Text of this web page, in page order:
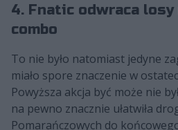
4. Fnatic odwraca
combo
To nie było natomiast jedyne
miało spore znaczenie w
Powyższa akcja być może nie
na pewno znacznie ułatwiła
Pomarańczowych do